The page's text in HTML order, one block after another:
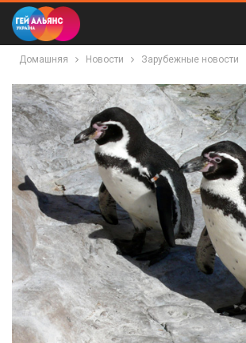
Домашняя Новости Зарубежные новости